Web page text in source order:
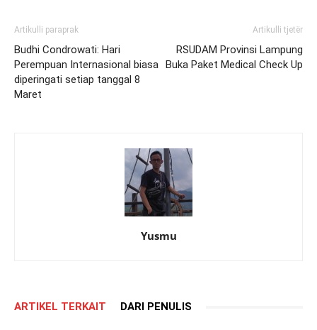
Artikulli paraprak
Budhi Condrowati: Hari
Perempuan Internasional biasa
diperingati setiap tanggal 8
Maret
Artikulli tjetër
RSUDAM Provinsi Lampung
Buka Paket Medical Check Up
Yusmu
ARTIKEL TERKAIT DARI PENULIS